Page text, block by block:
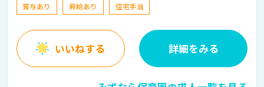
賞与あり
昇給あり 住宅手当
いいねする 詳細をみる